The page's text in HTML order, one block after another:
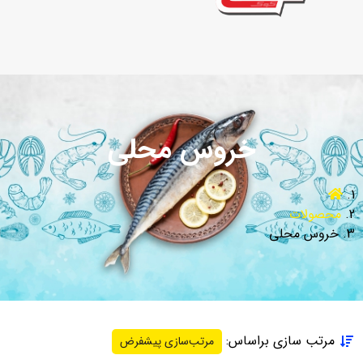
خروس محلی
محصولات
خروس محلی
مرتب سازی براساس:
مرتب‌سازی پیشفرض